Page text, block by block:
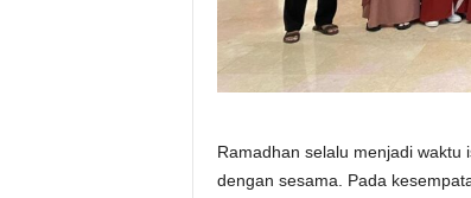
Ramadhan selalu menjadi
dengan sesama. Pada